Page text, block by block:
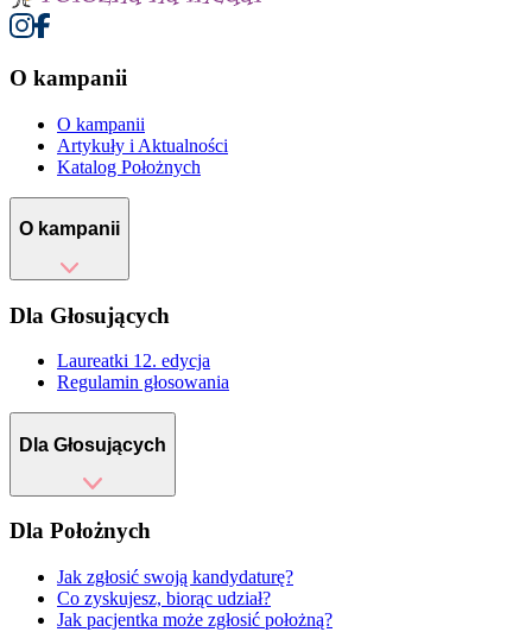
O kampanii
O kampanii
Artykuły i Aktualności
Katalog Położnych
O kampanii
Dla Głosujących
Laureatki 12. edycja
Regulamin głosowania
Dla Głosujących
Dla Położnych
Jak zgłosić swoją kandydaturę?
Co zyskujesz, biorąc udział?
Jak pacjentka może zgłosić położną?